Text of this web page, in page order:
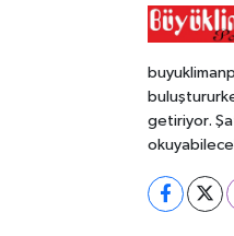
getiriyor.